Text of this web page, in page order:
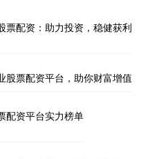
票配资：助力投资，稳健获利
股票配资平台，助你财富增值
配资平台实力榜单